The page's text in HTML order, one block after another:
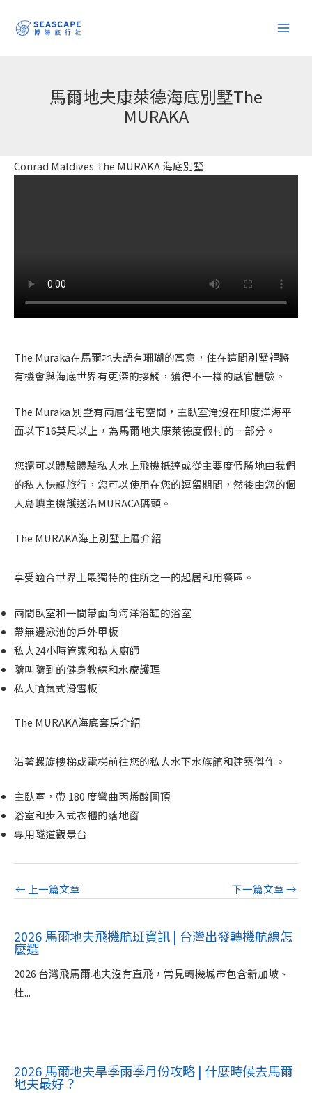
馬爾地夫康萊德海底別墅The
MURAKA
Conrad Maldives The MURAKA 海底別墅
The Muraka在馬爾地夫語有珊瑚的寓意，住在這間別墅裡將
有機會與海底世界有更深的接觸，獲得不一樣的感官體驗。
The Muraka 別墅有兩層住宅空間，主臥室淹沒在印度洋海平
面以下16英尺以上，為馬爾地夫康萊德度假村的一部分。
您還可以體驗體驗私人水上飛機抵達或從主要度假勝地由我們
的私人快艇旅行，您可以使用在您的逗留期間，然後由您的個
人島嶼主機護送沿MURACA碼頭。
The MURAKA海上別墅上層介紹
享受適合世界上最獨特的住所之一的起居和用餐區。
兩間臥室和一間帶面向海洋浴缸的浴室
帶無邊泳池的戶外甲板
私人24小時管家和私人廚師
隨叫隨到的健身教練和水療護理
私人噴氣式滑雪板
The MURAKA海底套房介紹
沿著螺旋樓梯或電梯前往您的私人水下水族館和建築傑作。
主臥室，帶 180 度彎曲丙烯酸圓頂
浴室和步入式衣櫃的落地窗
專用隧道觀景台
← 上一篇文章 下一篇文章→
2026 馬爾地夫飛機航班資訊 | 台灣出發轉機航線怎
麼選
2026 台灣飛馬爾地夫沒有直飛，常見轉機城市包含新加坡、
杜...
2026 馬爾地夫旱季雨季月份攻略 | 什麼時候去馬爾
地夫最好？